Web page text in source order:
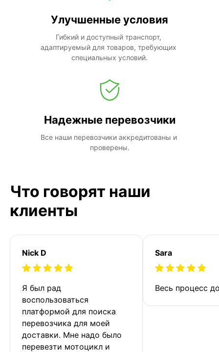
Улучшенные условия
Гибкий и доступный транспорт,
адаптируемый для товаров, требующих
специальных условий.
Надежные перевозчики
Все наши перевозчики аккредитованы и
проверены.
Что говорят наши
клиенты
Nick D
Я был рад
воспользоваться
платформой для поиска
перевозчика для моей
доставки. Мне надо было
перевезти мотоцикл и
Sara
Весь процесс